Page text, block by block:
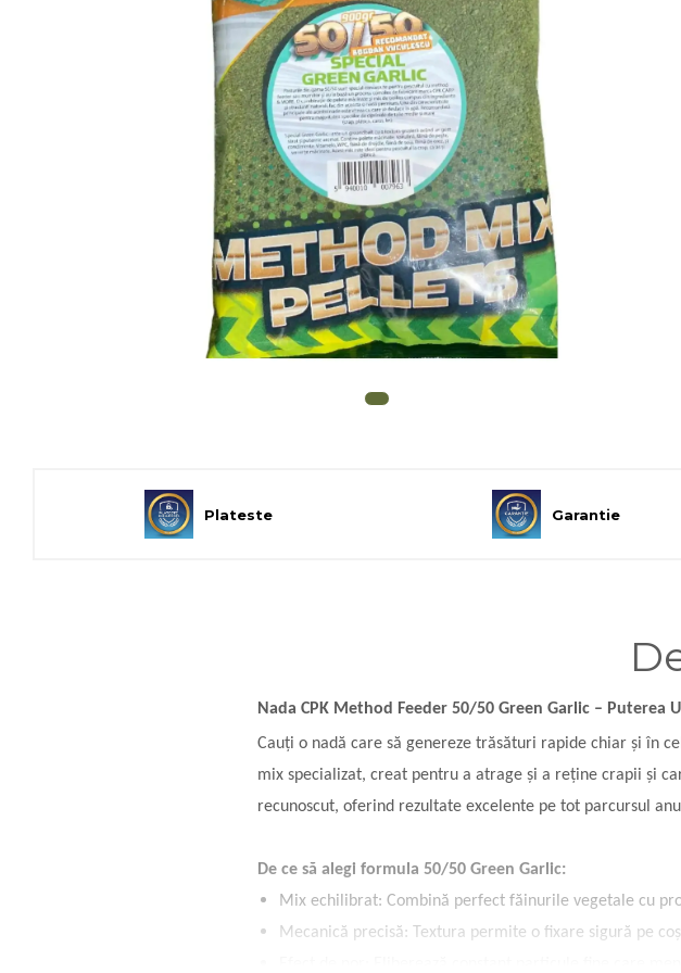
Plateste Garantie
Nada CPK Method Feeder 50/50 Green Garlic – Puterea
Cauți o nadă care să genereze trăsături rapide chiar și în
mix specializat, creat pentru a atrage și a reține crapii și
recunoscut, oferind rezultate excelente pe tot parcursul
De ce să alegi formula 50/50 Green Garlic:
Mix echilibrat: Combină perfect făinurile vegetale cu
Mecanică precisă: Textura permite o fixare sigură pe